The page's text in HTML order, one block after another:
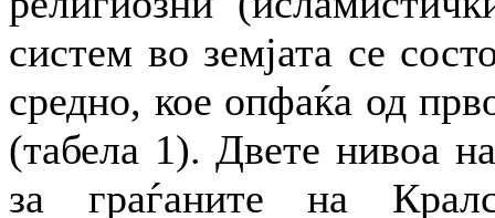
систем во земјата се
средно, кое опфаќа од
(табела 1). Двете нивоа
за граѓаните на